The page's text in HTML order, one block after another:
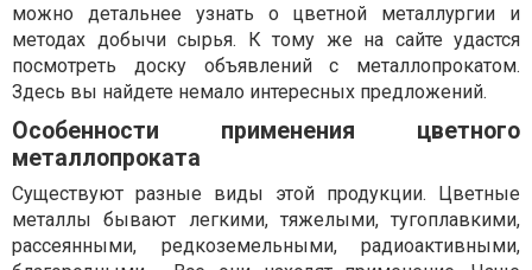
можно детальнее узнать о цветной металлургии и
методах добычи сырья. К тому же на сайте удастся
посмотреть доску объявлений с металлопрокатом.
Здесь вы найдете немало интересных предложений.
Особенности применения цветного
металлопроката
Существуют разные виды этой продукции. Цветные
металлы бывают легкими, тяжелыми, тугоплавкими,
рассеянными, редкоземельными, радиоактивными,